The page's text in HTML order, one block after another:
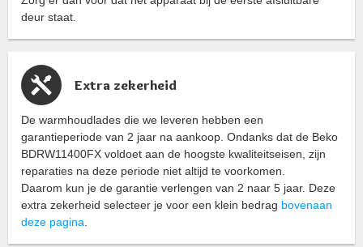
deur staat.
Extra zekerheid
De warmhoudlades die we leveren hebben een
garantieperiode van 2 jaar na aankoop. Ondanks dat de Beko
BDRW11400FX voldoet aan de hoogste kwaliteitseisen, zijn
reparaties na deze periode niet altijd te voorkomen.
Daarom kun je de garantie verlengen van 2 naar 5 jaar. Deze
extra zekerheid selecteer je voor een klein bedrag bovenaan
deze pagina